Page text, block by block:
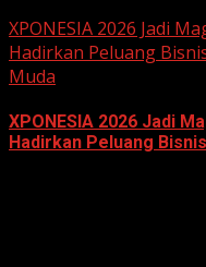
XPONESIA 2026 Jadi
Hadirkan Peluang
Muda
XPONESIA 2026 Jadi
Hadirkan Peluang